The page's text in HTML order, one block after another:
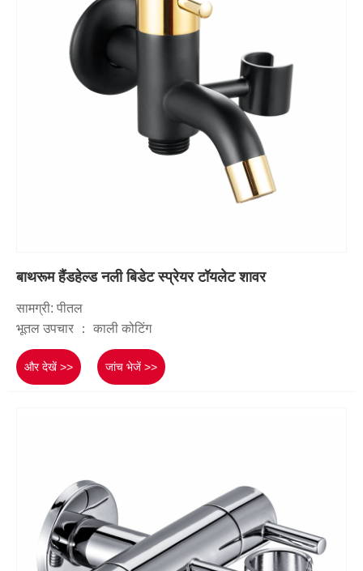
बाथरूम हैंडहेल्ड नली बिडेट स्प्रेयर टॉयलेट शावर
सामग्री: पीतल
भूतल उपचार ： काली कोटिंग
और देखें >> जांच भेजें >>